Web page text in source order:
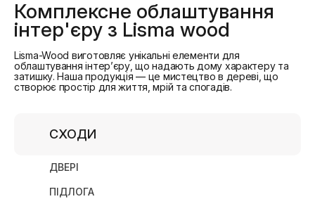
Комплексне облаштування
інтер'єру з Lisma wood
Lisma-Wood виготовляє унікальні елементи для
облаштування інтер’єру, що надають дому характеру та
затишку. Наша продукція — це мистецтво в дереві, що
створює простір для життя, мрій та спогадів.
СХОДИ
ДВЕРІ
ПІДЛОГА